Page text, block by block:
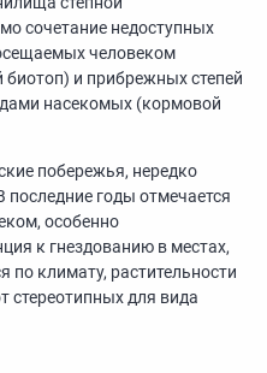
сочетание недоступных
человеком
биотоп) и прибрежных степей
насекомых (кормовой
побережья, нередко
последние годы отмечается
особенно
к гнездованию в местах,
по климату, растительности
стереотипных для вида